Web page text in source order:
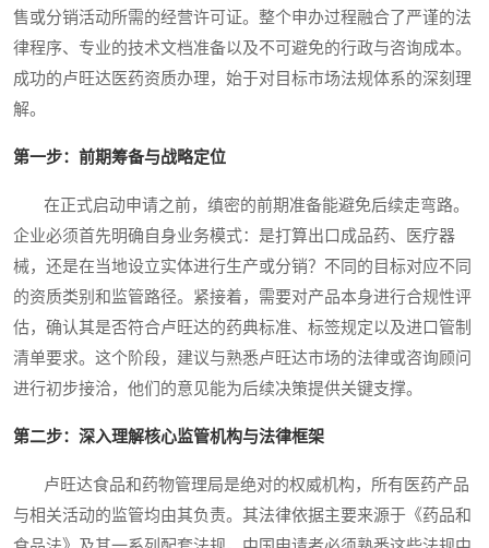
售或分销活动所需的经营许可证。整个申办过程融合了严谨的法
律程序、专业的技术文档准备以及不可避免的行政与咨询成本。
成功的卢旺达医药资质办理，始于对目标市场法规体系的深刻理
解。
第一步：前期筹备与战略定位
在正式启动申请之前，缜密的前期准备能避免后续走弯路。
企业必须首先明确自身业务模式：是打算出口成品药、医疗器
械，还是在当地设立实体进行生产或分销？不同的目标对应不同
的资质类别和监管路径。紧接着，需要对产品本身进行合规性评
估，确认其是否符合卢旺达的药典标准、标签规定以及进口管制
清单要求。这个阶段，建议与熟悉卢旺达市场的法律或咨询顾问
进行初步接洽，他们的意见能为后续决策提供关键支撑。
第二步：深入理解核心监管机构与法律框架
卢旺达食品和药物管理局是绝对的权威机构，所有医药产品
与相关活动的监管均由其负责。其法律依据主要来源于《药品和